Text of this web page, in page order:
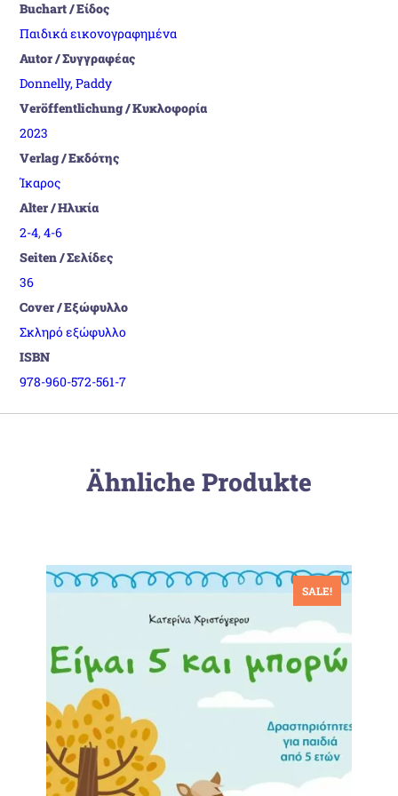
Buchart / Είδος
Παιδικά εικονογραφημένα
Autor / Συγγραφέας
Donnelly, Paddy
Veröffentlichung / Κυκλοφορία
2023
Verlag / Εκδότης
Ίκαρος
Alter / Ηλικία
2-4,4-6
Seiten / Σελίδες
36
Cover / Εξώφυλλο
Σκληρό εξώφυλλο
ISBN
978-960-572-561-7
Ähnliche Produkte
SALE!